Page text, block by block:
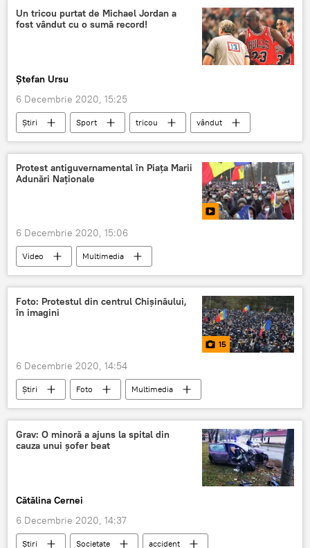
Un tricou purtat de Michael Jordan a
fost vândut cu o sumă record!
Ștefan Ursu
6 Decembrie 2020, 15:25
Știri Sport tricou vândut
Protest antiguvernamental în Piața Marii
Adunări Naționale
6 Decembrie 2020, 15:06
Video Multimedia
Foto: Protestul din centrul Chișinăului,
în imagini
15
6 Decembrie 2020, 14:54
Știri Foto
Multimedia
Protest antiguvernamental
Chișinău
Grav: O minoră a ajuns la spital din
cauza unui șofer beat
Cătălina Cernei
6 Decembrie 2020, 14:37
Știri Societate
accident